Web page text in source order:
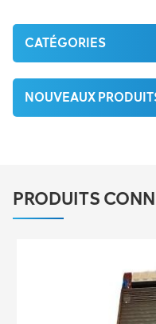
CATÉGORIES
NOUVEAUX
PRODUITS